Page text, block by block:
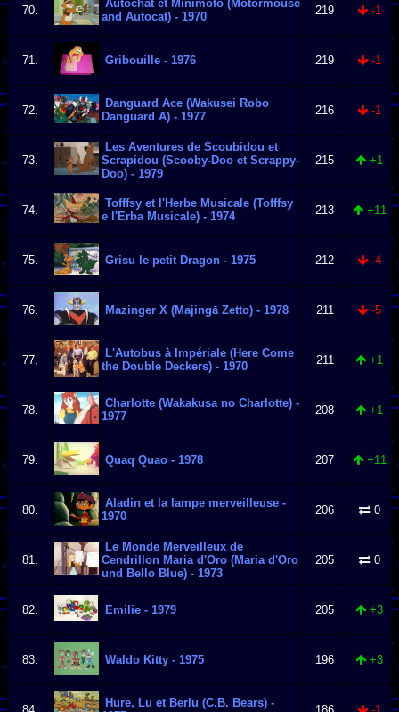
70.
Autochat et Minimoto (Motormouse
and Autocat) - 1970
219 -1
71. Gribouille - 1976 219 -1
72.
Danguard Ace (Wakusei Robo
Danguard A) - 1977
216 -1
73.
Les Aventures de Scoubidou et
Scrapidou (Scooby-Doo et Scrappy-
Doo) - 1979
215 +1
74.
Tofffsy et l'Herbe Musicale (Tofffsy
e l'Erba Musicale) - 1974
213 +11
75. Grisu le petit Dragon - 1975 212 -4
76. Mazinger X (Majingā Zetto) - 1978 211 -5
77.
L'Autobus à Impériale (Here Come
the Double Deckers) - 1970
211 +1
78.
Charlotte (Wakakusa no Charlotte) -
1977
208 +1
79. Quaq Quao - 1978 207 +11
80.
Aladin et la lampe merveilleuse -
1970
206 0
81.
Le Monde Merveilleux de
Cendrillon Maria d'Oro (Maria d'Oro
und Bello Blue) - 1973
205 0
82. Emilie - 1979 205 +3
83. Waldo Kitty - 1975 196 +3
Hure, Lu et Berlu (C.B. Bears) -